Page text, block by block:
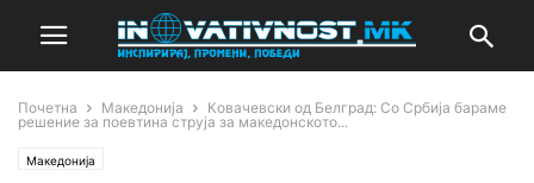
Почетна Македонија
Ковачевски oд Белград: Со Србија бараме
решение за поевтина струја за македонското...
Македонија